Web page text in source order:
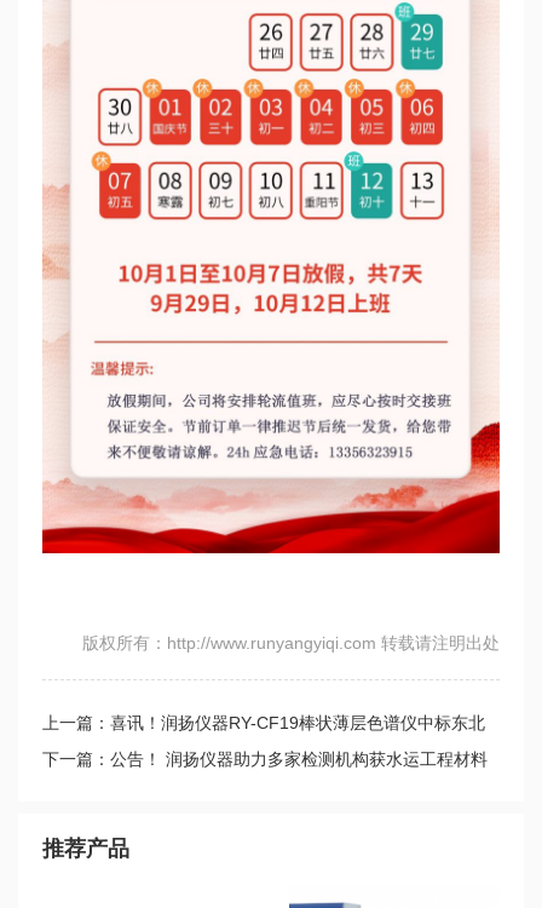
版权所有：http://www.runyangyiqi.com 转载请注明出处
上一篇：喜讯！润扬仪器RY-CF19棒状薄层色谱仪中标东北
石油大学三亚海洋油气研究院实验平台设备采购项目
下一篇：公告！ 润扬仪器助力多家检测机构获水运工程材料
推荐产品